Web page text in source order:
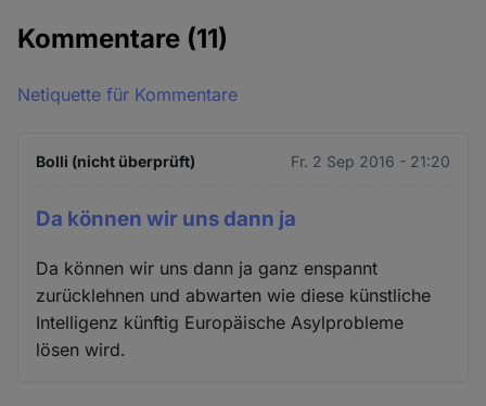
Kommentare (11)
Netiquette für Kommentare
Bolli (nicht überprüft) Fr. 2 Sep 2016 - 21:20
Da können wir uns dann ja
Da können wir uns dann ja ganz enspannt
zurücklehnen und abwarten wie diese künstliche
Intelligenz künftig Europäische Asylprobleme
lösen wird.